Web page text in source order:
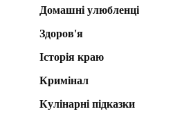
Домашні улюбленці
Здоров'я
Історія краю
Кримінал
Кулінарні підказки